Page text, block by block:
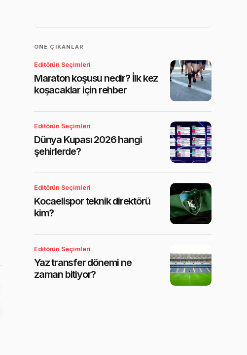
ÖNE ÇIKANLAR
Editörün Seçimleri
Maraton koşusu nedir? İlk kez
koşacaklar için rehber
Editörün Seçimleri
Dünya Kupası 2026 hangi
şehirlerde?
Editörün Seçimleri
Kocaelispor teknik direktörü
kim?
Editörün Seçimleri
Yaz transfer dönemi ne
zaman bitiyor?